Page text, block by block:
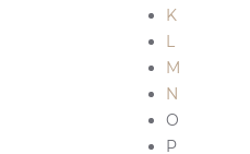
K
L
M
N
O
P